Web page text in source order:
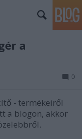
a
0
- termékeiről
a blogon, akkor